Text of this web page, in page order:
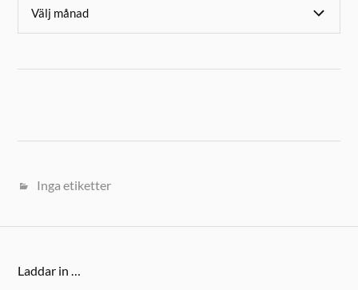
Inga etiketter
Laddar in …